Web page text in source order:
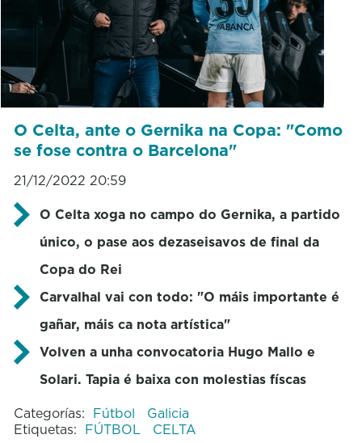
O Celta, ante o Gernika na Copa: "Como
se fose contra o Barcelona"
21/12/2022 20:59
O Celta xoga no campo do Gernika, a partido
único, o pase aos dezaseisavos de final da
Copa do Rei
Carvalhal vai con todo: "O máis importante é
gañar, máis ca nota artística"
Volven a unha convocatoria Hugo Mallo e
Solari. Tapia é baixa con molestias físcas
Categorías: Fútbol
Galicia
Etiquetas: FÚTBOL CELTA